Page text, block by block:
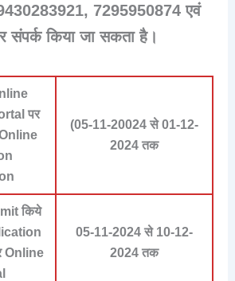
7295950874 एवं
संपर्क किया जा सकता है।
पर
(05-11-20024 से 01-12-
2024 तक
किये
Online
05-11-2024 से 10-12-
2024 तक